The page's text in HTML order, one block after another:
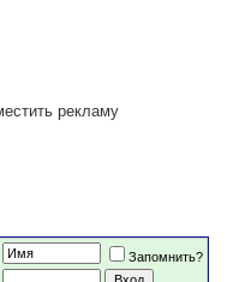
Запомнить?